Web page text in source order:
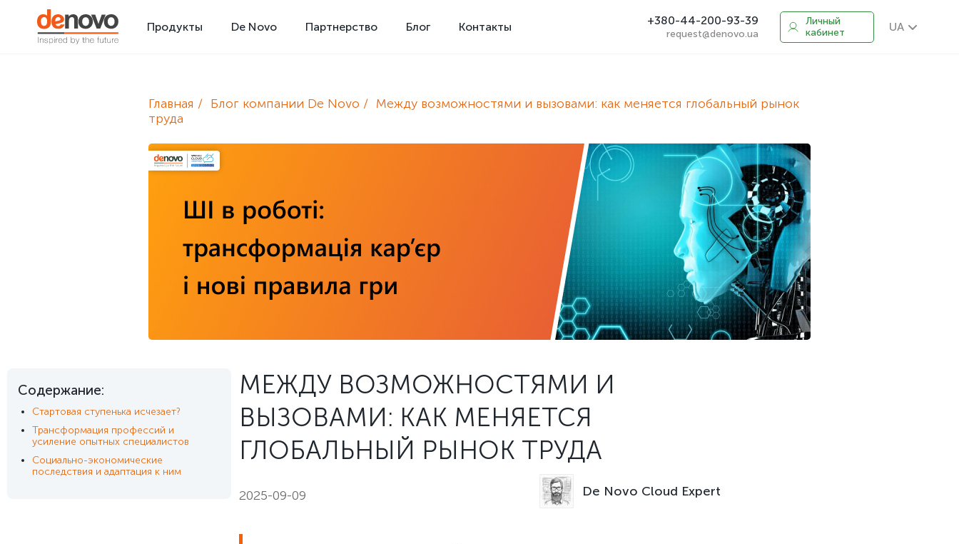
Продукты De Novo Партнерство Блог Контакты +380-44-200-93-39
request@denovo.ua
Личный
кабинет
UA
Главная Блог компании De Novo
Между возможностями и вызовами: как меняется глобальный рынок
труда
МЕЖДУ ВОЗМОЖНОСТЯМИ И
ВЫЗОВАМИ: КАК МЕНЯЕТСЯ
ГЛОБАЛЬНЫЙ РЫНОК ТРУДА
2025-09-09 De Novo Cloud Expert
Содержание:
Стартовая ступенька исчезает?
Трансформация профессий и
усиление опытных специалистов
Социально-экономические
последствия и адаптация к ним